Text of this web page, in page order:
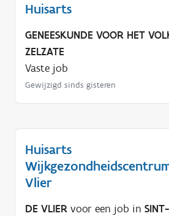
Huisarts
GENEESKUNDE VOOR HET
ZELZATE
Vaste job
Gewijzigd sinds gisteren
Huisarts
Vlier
DE VLIER voor een job in